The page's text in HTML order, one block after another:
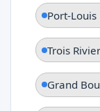
Port-Louis
Trois
Grand